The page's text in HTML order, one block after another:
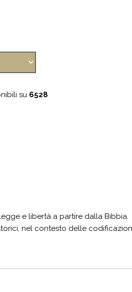
su 6528
e libertà a partire dalla Bibbia.
nel contesto delle